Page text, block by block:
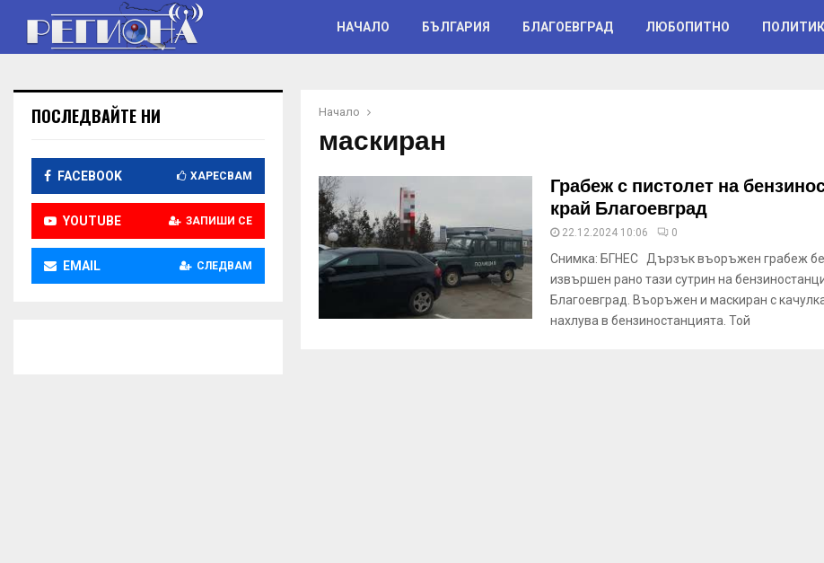
НАЧАЛО БЪЛГАРИЯ БЛАГОЕВГРАД ЛЮБОПИТНО
Начало
маскиран
Грабеж с пистолет на
край Благоевград
22.12.2024 10:06 0
Снимка: БГНЕС Дързък въоръжен грабеж бе
извършен рано тази сутрин на
Благоевград. Въоръжен и маскиран с
нахлува в бензиностанцията. Той
ПОСЛЕДВАЙТЕ НИ
FACEBOOK ХАРЕСВАМ
YOUTUBE ЗАПИШИ СЕ
EMAIL СЛЕДВАМ